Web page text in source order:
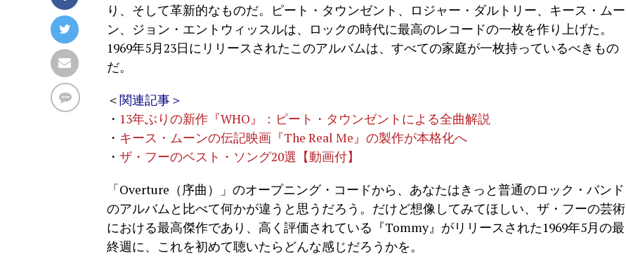
り、そして革新的なものだ。ピート・タウンゼント、ロジャー・ダルトリー、キース・ムー
ン、ジョン・エントウィッスルは、ロックの時代に最高のレコードの一枚を作り上げた。
1969年5月23日にリリースされたこのアルバムは、すべての家庭が一枚持っているべきもの
だ。
＜関連記事＞
・ 13年ぶりの新作『WHO』：ピート・タウンゼントによる全曲解説
・ キース・ムーンの伝記映画『The Real Me』の製作が本格化へ
・ ザ・フーのベスト・ソング20選【動画付】
「Overture（序曲）」のオープニング・コードから、あなたはきっと普通のロック・バンド
のアルバムと比べて何かが違うと思うだろう。だけど想像してみてほしい、ザ・フーの芸術
における最高傑作であり、高く評価されている『Tommy』がリリースされた1969年5月の最
終週に、これを初めて聴いたらどんな感じだろうかを。